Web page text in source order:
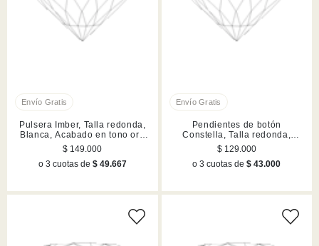
Pulsera Imber, Talla redonda,
Blanca, Acabado en tono oro
rosa
$ 149.000
o 3 cuotas de $ 49.667
Pendientes de botón
Constella, Talla redonda,
Blancos, Acabado en rodio
$ 129.000
o 3 cuotas de$ 43.000